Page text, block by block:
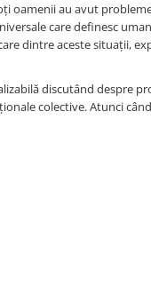
au avut
care definesc
dintre aceste situații,
discutând despre
colective. Atunci